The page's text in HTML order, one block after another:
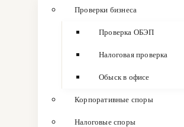
Проверки бизнеса
Проверка ОБЭП
Налоговая проверка
Обыск в офисе
Корпоративные споры
Налоговые споры